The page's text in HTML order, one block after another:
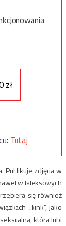
zł
Tutaj
Publikuje zdjęcia w
w lateksowych
się również
„kink”, jako
która lubi